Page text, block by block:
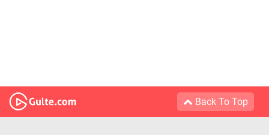
Back To Top